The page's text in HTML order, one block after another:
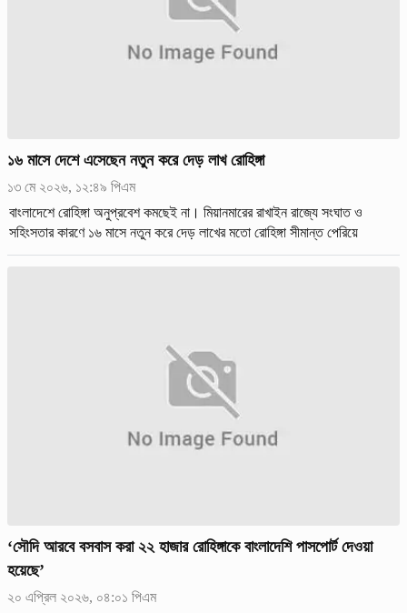
১৬ মাসে দেশে এসেছেন নতুন করে দেড় লাখ রোহিঙ্গা
১৩ মে ২০২৬, ১২:৪৯ পিএম
বাংলাদেশে রোহিঙ্গা অনুপ্রবেশ কমছেই না। মিয়ানমারের রাখাইন রাজ্যে সংঘাত ও
সহিংসতার কারণে ১৬ মাসে নতুন করে দেড় লাখের মতো রোহিঙ্গা সীমান্ত পেরিয়ে
বাংলাদেশে ঢুকেছে।
‘সৌদি আরবে বসবাস করা ২২ হাজার রোহিঙ্গাকে বাংলাদেশি পাসপোর্ট দেওয়া
হয়েছে’
২০ এপ্রিল ২০২৬, ০৪:০১ পিএম